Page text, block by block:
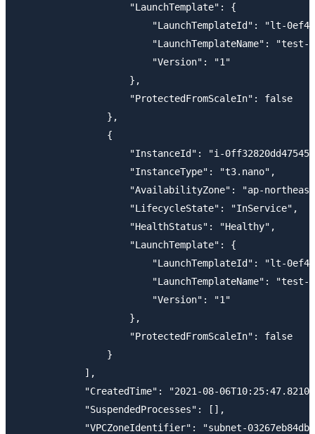
                    "LaunchTemplate": {
"LaunchTemplateId": "lt-
"LaunchTemplateName": "test-
                        "Version": "1"
                    },
                    "ProtectedFromScaleIn": false
                },
                {
"InstanceId": "i-
                    "InstanceType": "t3.nano",
"AvailabilityZone": "ap-
                    "LifecycleState": "InService",
                    "HealthStatus": "Healthy",
                    "LaunchTemplate": {
"LaunchTemplateId": "lt-
"LaunchTemplateName": "test-
                        "Version": "1"
                    },
                    "ProtectedFromScaleIn": false
                }
            ],
"CreatedTime": "2021-08-
            "SuspendedProcesses": [],
"VPCZoneIdentifier": "subnet-